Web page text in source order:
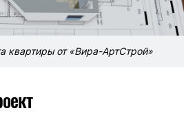
квартиры от «Вира-АртСтрой»